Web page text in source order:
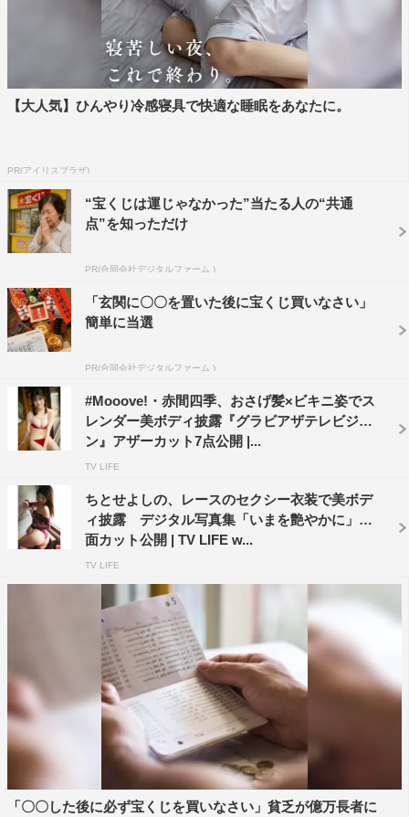
【大人気】ひんやり冷感寝具で快適な睡眠をあなたに。
PR(アイリスプラザ)
“宝くじは運じゃなかった”当たる人の“共通
点”を知っただけ
PR(合同会社デジタルファーム )
「玄関に〇〇を置いた後に宝くじ買いなさい」
簡単に当選
PR(合同会社デジタルファーム )
#Mooove!・赤間四季、おさげ髪×ビキニ姿でス
レンダー美ボディ披露『グラビアザテレビジョ
ン』アザーカット7点公開 |...
TV LIFE
ちとせよしの、レースのセクシー衣装で美ボデ
ィ披露 デジタル写真集「いまを艶やかに」誌
面カット公開 | TV LIFE w...
TV LIFE
「〇〇した後に必ず宝くじを買いなさい」貧乏が億万長者に